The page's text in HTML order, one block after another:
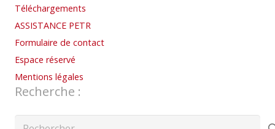
Téléchargements
ASSISTANCE PETR
Formulaire de contact
Espace réservé
Mentions légales
Recherche :